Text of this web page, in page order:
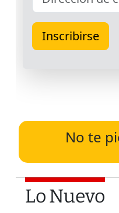
No te
Lo Nuevo